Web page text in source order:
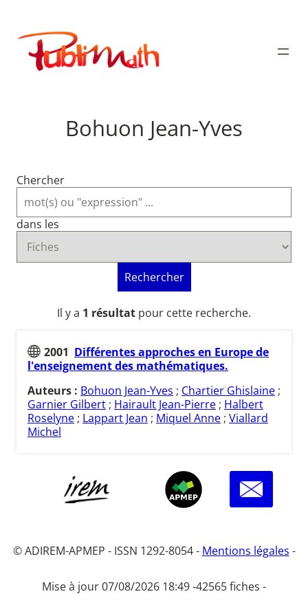
contenu
Publimath
Bohuon Jean-Yves
Chercher
dans les
Rechercher
Il y a 1 résultat pour cette recherche.
2001 Différentes approches en Europe de
l'enseignement des mathématiques.
Auteurs : Bohuon Jean-Yves ; Chartier Ghislaine ;
Garnier Gilbert ; Hairault Jean-Pierre ; Halbert
Roselyne ; Lappart Jean ; Miquel Anne ; Viallard
Michel
© ADIREM-APMEP - ISSN 1292-8054 - Mentions légales -
Mise à jour 07/08/2026 18:49 -42565 fiches -